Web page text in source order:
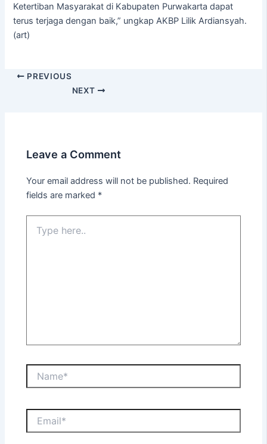
Ketertiban Masyarakat di Kabupaten Purwakarta dapat
terus terjaga dengan baik,” ungkap AKBP Lilik Ardiansyah.
(art)
PREVIOUS
NEXT
Leave a Comment
Your email address will not be published. Required
fields are marked *
here..